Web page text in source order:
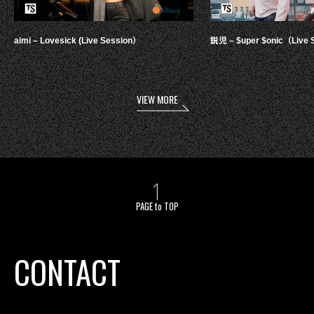
aimi – Lovesick (Live Session） 鋭児 – $uper $onic（Live
VIEW MORE
PAGE to TOP
CONTACT